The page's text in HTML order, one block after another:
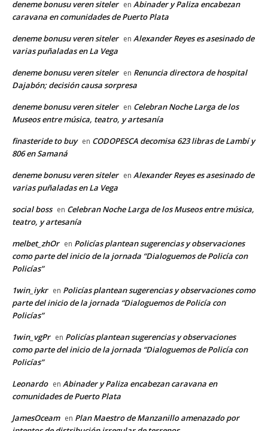
deneme bonusu veren siteler en Abinader y Paliza encabezan
caravana en comunidades de Puerto Plata
deneme bonusu veren siteler en Alexander Reyes es asesinado de
varias puñaladas en La Vega
deneme bonusu veren siteler en Renuncia directora de hospital
Dajabón; decisión causa sorpresa
deneme bonusu veren siteler en Celebran Noche Larga de los
Museos entre música, teatro, y artesanía
finasteride to buy en CODOPESCA decomisa 623 libras de Lambí y
806 en Samaná
deneme bonusu veren siteler en Alexander Reyes es asesinado de
varias puñaladas en La Vega
social boss en Celebran Noche Larga de los Museos entre música,
teatro, y artesanía
melbet_zhOr en Policías plantean sugerencias y observaciones
como parte del inicio de la jornada “Dialoguemos de Policía con
Policías”
1win_iykr en Policías plantean sugerencias y observaciones como
parte del inicio de la jornada “Dialoguemos de Policía con
Policías”
1win_vgPr en Policías plantean sugerencias y observaciones
como parte del inicio de la jornada “Dialoguemos de Policía con
Policías”
Leonardo en Abinader y Paliza encabezan caravana en
comunidades de Puerto Plata
JamesOceam en Plan Maestro de Manzanillo amenazado por